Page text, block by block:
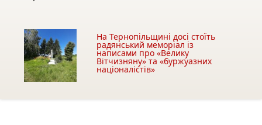
На Тернопільщині досі стоїть
радянський меморіал із
написами про «Велику
Вітчизняну» та «буржуазних
націоналістів»